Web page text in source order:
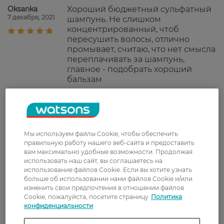
Oksanka
7 декабря, 2021
Хороший бюджетный сульфатный
шампунь. Не слишком
концентрированный, чтоб
пересушить волосы, отлично
промывает, считаю, что нет смысла
переплачивать за шампунь,
главное - подобрать хороший
бальзам
14 ноября, 2021
аромат, добре піниться, легко
змивається, ідеальний вибір.
Альонка
6 октября, 2021
Шампунь неплохой, пенится
хорошо, после мытья волосы
хорошо выглядят.
Саша
10 апреля, 2021
Имеет приятный запах, хорошо
смывается, придает легкий объем,
не утяжеляет волос.
Мы используем файлы Cookie, чтобы обеспечить
правильную работу нашего веб-сайта и предоставить
вам максимально удобные возможности. Продолжая
использовать наш сайт, вы соглашаетесь на
использование файлов Cookie. Если вы хотите узнать
больше об использовании нами файлов Cookie и/или
изменить свои предпочтения в отношении файлов
Cookie, пожалуйста, посетите страницу Политика
конфиденциальности